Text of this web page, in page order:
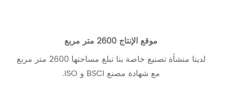
موقع الإنتاج 2600 متر مربع
لدينا منشأة تصنيع خاصة بنا تبلغ مساحتها 2600 متر مربع
مع شهادة مصنع BSCI و ISO.